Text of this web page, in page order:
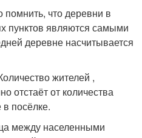
что деревни в
пунктов являются самыми
деревне насчитывается
жителей ,
отстаёт от количества
посёлке.
между населенными